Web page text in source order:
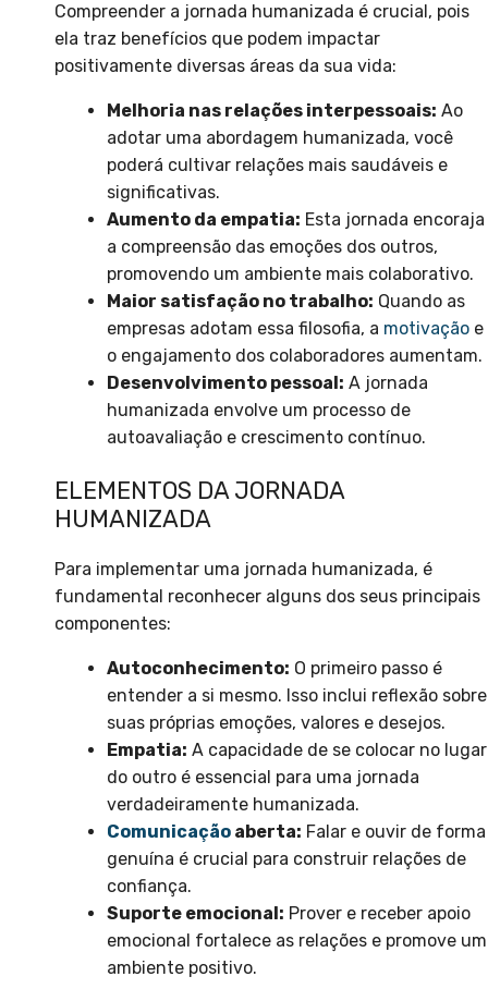
Compreender a jornada humanizada é crucial, pois
ela traz benefícios que podem impactar
positivamente diversas áreas da sua vida:
Melhoria nas relações interpessoais: Ao
adotar uma abordagem humanizada, você
poderá cultivar relações mais saudáveis e
significativas.
Aumento da empatia: Esta jornada encoraja
a compreensão das emoções dos outros,
promovendo um ambiente mais colaborativo.
Maior satisfação no trabalho: Quando as
empresas adotam essa filosofia, a motivação e
o engajamento dos colaboradores aumentam.
Desenvolvimento pessoal: A jornada
humanizada envolve um processo de
autoavaliação e crescimento contínuo.
ELEMENTOS DA JORNADA
HUMANIZADA
Para implementar uma jornada humanizada, é
fundamental reconhecer alguns dos seus principais
componentes:
Autoconhecimento: O primeiro passo é
entender a si mesmo. Isso inclui reflexão sobre
suas próprias emoções, valores e desejos.
Empatia: A capacidade de se colocar no lugar
do outro é essencial para uma jornada
verdadeiramente humanizada.
Comunicação aberta: Falar e ouvir de forma
genuína é crucial para construir relações de
confiança.
Suporte emocional: Prover e receber apoio
emocional fortalece as relações e promove um
ambiente positivo.